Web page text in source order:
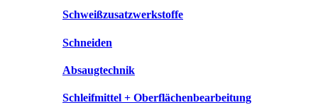
Schweißzusatzwerkstoffe
Schneiden
Absaugtechnik
Schleifmittel + Oberflächenbearbeitung